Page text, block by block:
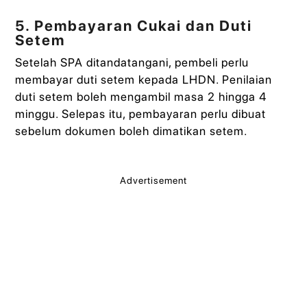
5. Pembayaran Cukai dan Duti
Setem
Setelah SPA ditandatangani, pembeli perlu
membayar duti setem kepada LHDN. Penilaian
duti setem boleh mengambil masa 2 hingga 4
minggu. Selepas itu, pembayaran perlu dibuat
sebelum dokumen boleh dimatikan setem.
Advertisement